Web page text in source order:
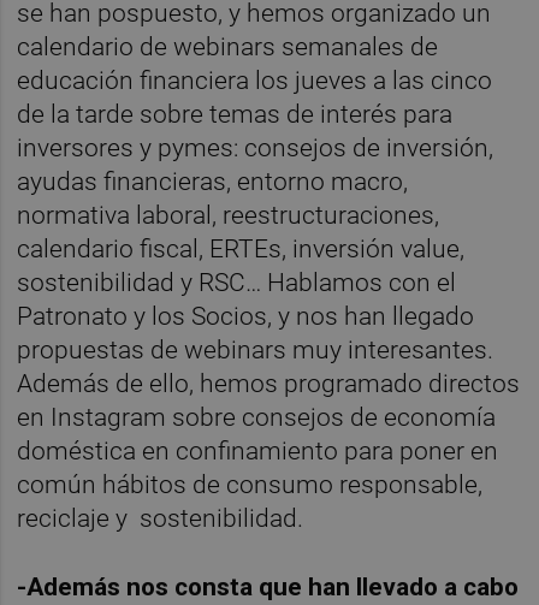
se han pospuesto, y hemos organizado un
calendario de webinars semanales de
educación financiera los jueves a las cinco
de la tarde sobre temas de interés para
inversores y pymes: consejos de inversión,
ayudas financieras, entorno macro,
normativa laboral, reestructuraciones,
calendario fiscal, ERTEs, inversión value,
sostenibilidad y RSC… Hablamos con el
Patronato y los Socios, y nos han llegado
propuestas de webinars muy interesantes.
Además de ello, hemos programado directos
en Instagram sobre consejos de economía
doméstica en confinamiento para poner en
común hábitos de consumo responsable,
reciclaje y sostenibilidad.
-Además nos consta que han llevado a cabo